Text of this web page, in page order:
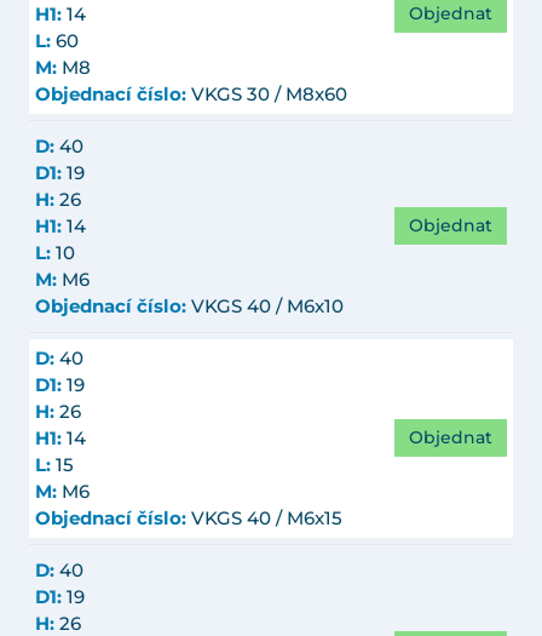
H1: 14
L: 60
M: M8
Objednací číslo: VKGS 30 / M8x60
Objednat
D: 40
D1: 19
H: 26
H1: 14
L: 10
M: M6
Objednací číslo: VKGS 40 / M6x10
Objednat
D: 40
D1: 19
H: 26
H1: 14
L: 15
M: M6
Objednací číslo: VKGS 40 / M6x15
Objednat
D: 40
D1: 19
H: 26